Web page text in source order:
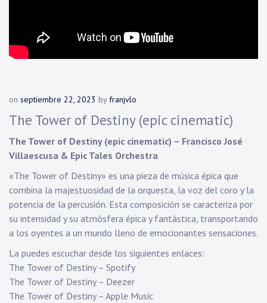
on septiembre 22, 2023 byfranjvlo
The Tower of Destiny (epic cinematic)
The Tower of Destiny (epic cinematic) – Francisco José
Villaescusa & Epic Tales Orchestra
«The Tower of Destiny» es una pieza de música épica que
combina la majestuosidad de la orquesta, la voz del coro y la
potencia de la percusión. Esta composición se caracteriza por
su intensidad y su atmósfera épica y fantástica, transportando
a los oyentes a un mundo lleno de emocionantes sensaciones.
La puedes escuchar desde los siguientes enlaces:
The Tower of Destiny – Spotify
The Tower of Destiny – Deezer
The Tower of Destiny – Apple Music